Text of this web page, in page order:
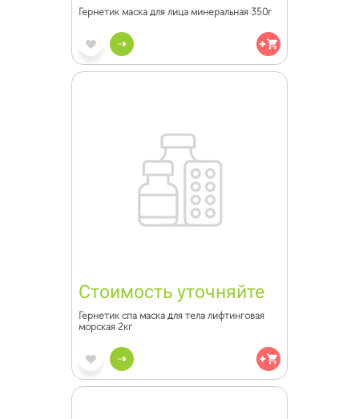
Гернетик маска для лица минеральная 350г
Стоимость уточняйте
Гернетик спа маска для тела лифтинговая
морская 2кг